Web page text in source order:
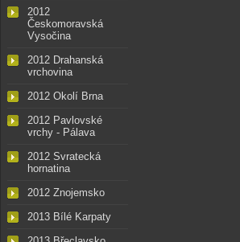
2012
Českomoravská
Vysočina
2012 Drahanská
vrchovina
2012 Okolí Brna
2012 Pavlovské
vrchy - Pálava
2012 Svratecká
hornatina
2012 Znojemsko
2013 Bílé Karpaty